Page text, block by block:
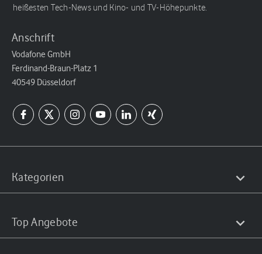
heißesten Tech-News und Kino- und TV-Höhepunkte.
Anschrift
Vodafone GmbH
Ferdinand-Braun-Platz 1
40549 Düsseldorf
Kategorien
Top Angebote